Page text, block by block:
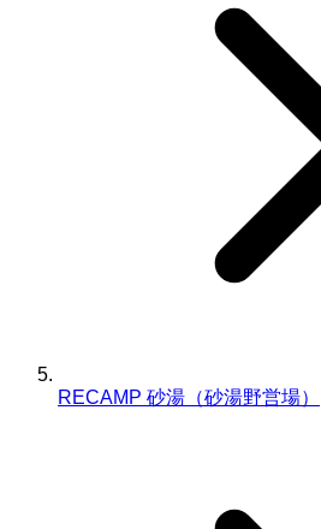
RECAMP 砂湯（砂湯野営場）